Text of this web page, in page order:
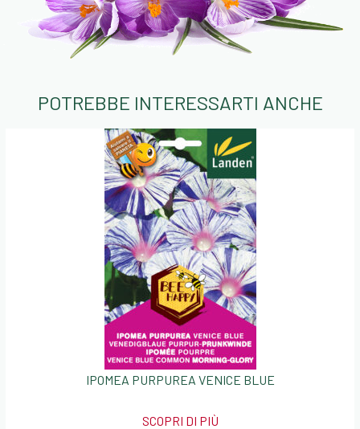
POTREBBE INTERESSARTI ANCHE
IPOMEA PURPUREA VENICE BLUE
SCOPRI DI PIÙ